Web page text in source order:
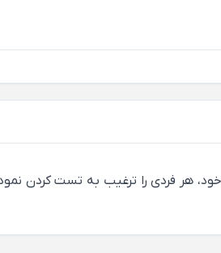
هر فردی را ترغیب به تست کردن